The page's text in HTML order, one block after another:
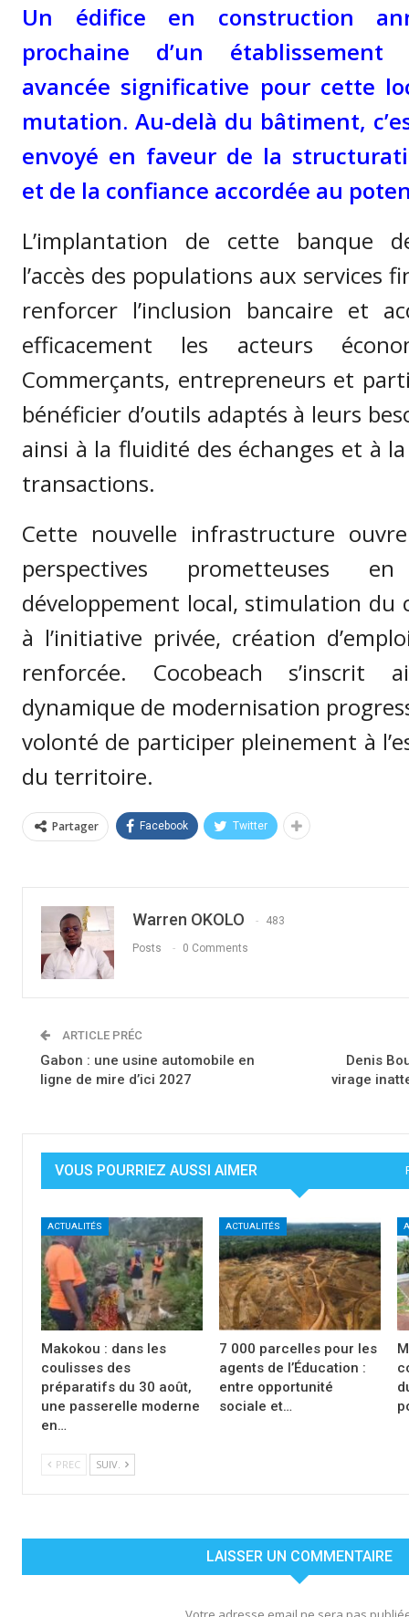
Un édifice en construction
prochaine d’un établissement
avancée significative pour cette
mutation. Au-delà du bâtiment,
envoyé en faveur de la
et de la confiance accordée au
L’implantation de cette banque
l’accès des populations aux services
renforcer l’inclusion bancaire et
efficacement les acteurs
Commerçants, entrepreneurs et
bénéficier d’outils adaptés à leurs
ainsi à la fluidité des échanges et à
transactions.
Cette nouvelle infrastructure
perspectives prometteuses
développement local, stimulation du
à l’initiative privée, création
renforcée. Cocobeach s’inscrit
dynamique de modernisation
volonté de participer pleinement à
du territoire.
Partager Facebook Twitter
Warren OKOLO 483
Posts 0 Comments
ARTICLE PRÉC
Gabon : une usine automobile en
ligne de mire d’ici 2027
Denis
virage
VOUS POURRIEZ AUSSI AIMER
ACTUALITÉS
Makokou : dans les
coulisses des
préparatifs du 30 août,
une passerelle moderne
en…
ACTUALITÉS
7 000 parcelles pour les
agents de l’Éducation :
entre opportunité
sociale et…
PREC SUIV.
LAISSER UN COMMENTAIRE